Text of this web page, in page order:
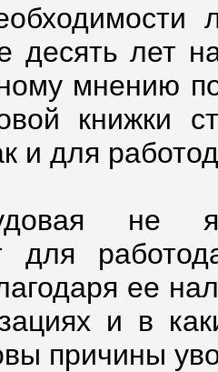
десять лет
мнению
книжки
и для
не
для
ее
и в
причины